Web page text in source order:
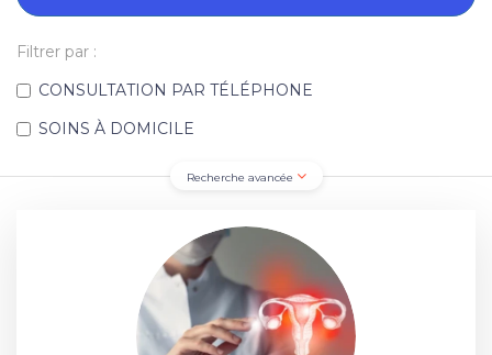
Filtrer par :
CONSULTATION PAR TÉLÉPHONE
SOINS À DOMICILE
Recherche avancée